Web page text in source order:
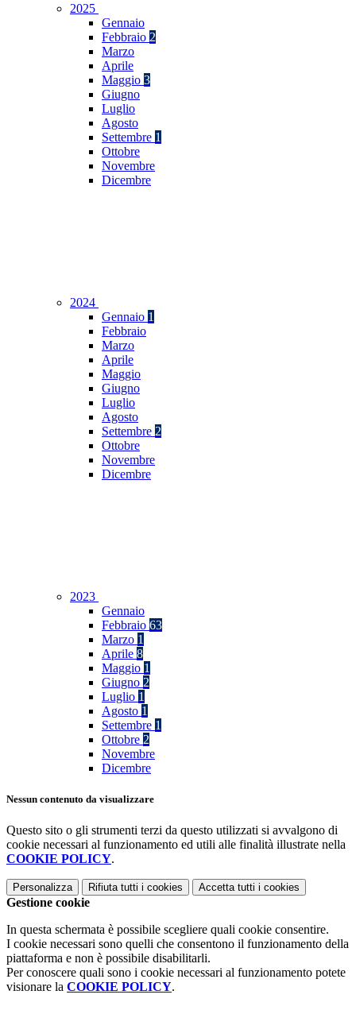
2025
Gennaio
Febbraio 2
Marzo
Aprile
Maggio 3
Giugno
Luglio
Agosto
Settembre 1
Ottobre
Novembre
Dicembre
2024
Gennaio 1
Febbraio
Marzo
Aprile
Maggio
Giugno
Luglio
Agosto
Settembre 2
Ottobre
Novembre
Dicembre
2023
Gennaio
Febbraio 63
Marzo 1
Aprile 8
Maggio 1
Giugno 2
Luglio 1
Agosto 1
Settembre 1
Ottobre 2
Novembre
Dicembre
Nessun contenuto da visualizzare
Questo sito o gli strumenti terzi da questo utilizzati si avvalgono di
cookie necessari al funzionamento ed utili alle finalità illustrate nella
COOKIE POLICY.
Personalizza Rifiuta tutti i cookies Accetta tutti i cookies
Gestione cookie
In questa schermata è possibile scegliere quali cookie consentire.
I cookie necessari sono quelli che consentono il funzionamento della
piattaforma e non è possibile disabilitarli.
Per conoscere quali sono i cookie necessari al funzionamento potete
visionare la COOKIE POLICY.